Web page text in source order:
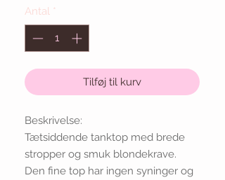
Antal *
Tilføj til kurv
Beskrivelse:
Tætsiddende tanktop med brede
stropper og smuk blondekrave.
Den fine top har ingen syninger og